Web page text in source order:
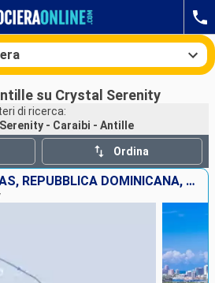
su Crystal Serenity
di ricerca:
- Caraibi - Antille
Ordina
STATI UNITI, BAHAMAS, REPUBBLICA DOMINICANA, PORTORICO